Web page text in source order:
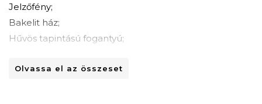
Jelzőfény;
Bakelit ház;
Hűvös tapintású fogantyú;
Tapadásmentes felület;
Olvassa el az összeset